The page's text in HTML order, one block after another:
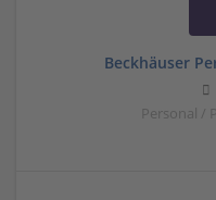
Beckhäuser
Personal /